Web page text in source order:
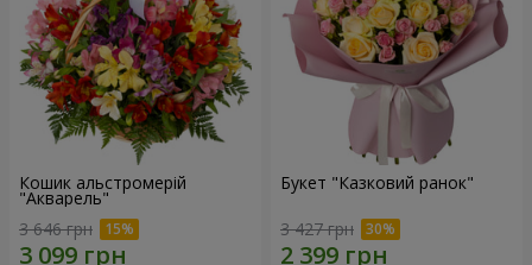
Кошик альстромерій
"Акварель"
3 646 грн
Букет "Казковий ранок"
3 427 грн